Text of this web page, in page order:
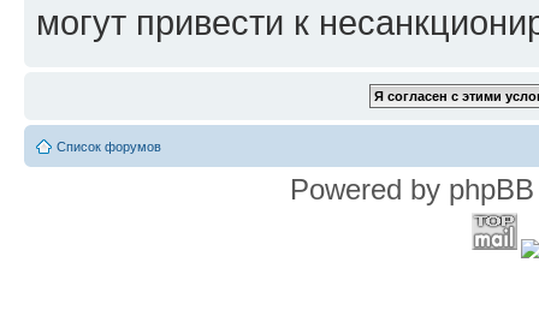
могут привести к
Список форумов
Powered by